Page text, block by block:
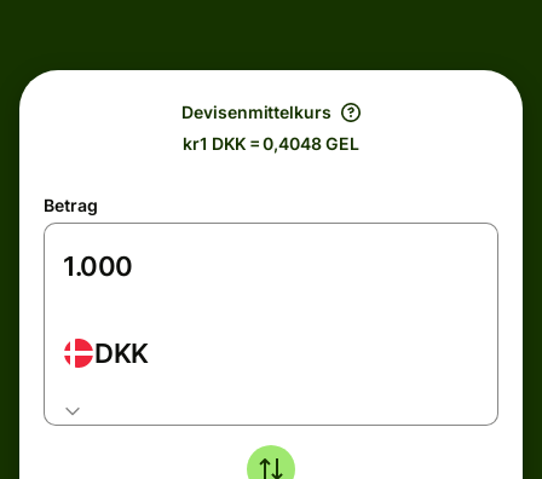
Devisenmittelkurs
kr1 DKK = 0,4048 GEL
Betrag
DKK